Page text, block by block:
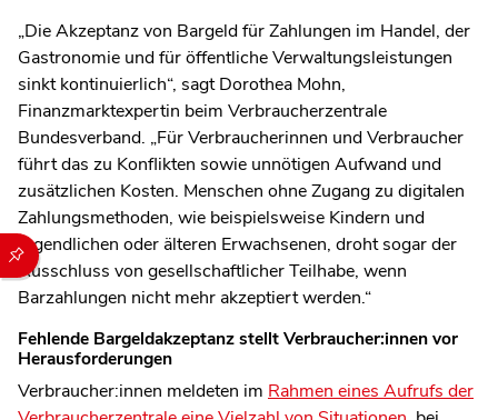
Durch die folgenden Buttons können Sie direkt auf einen
„Die Akzeptanz von Bargeld für Zahlungen im Handel, der
Gastronomie und für öffentliche Verwaltungsleistungen
sinkt kontinuierlich“, sagt Dorothea Mohn,
Finanzmarktexpertin beim Verbraucherzentrale
Bundesverband. „Für Verbraucherinnen und Verbraucher
führt das zu Konflikten sowie unnötigen Aufwand und
zusätzlichen Kosten. Menschen ohne Zugang zu digitalen
Zahlungsmethoden, wie beispielsweise Kindern und
Jugendlichen oder älteren Erwachsenen, droht sogar der
Ausschluss von gesellschaftlicher Teilhabe, wenn
Barzahlungen nicht mehr akzeptiert werden.“
Fehlende Bargeldakzeptanz stellt Verbraucher:innen vor
Herausforderungen
Verbraucher:innen meldeten im Rahmen eines Aufrufs der